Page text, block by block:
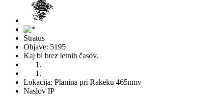
Stratus
Objave: 5195
Kaj bi brez letnih časov.
Lokacija: Planina pri Rakeku 465nmv
Naslov IP